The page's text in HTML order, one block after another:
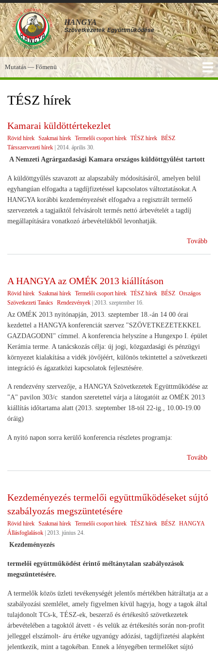
Ugrás
a
tartalomra
HANGYA
Szövetkezetek Együttműködése
Főmenü
Mutatás — Főmenü
TÉSZ hírek
Kamarai küldöttértekezlet
Rövid hírek Szakmai hírek Termelői csoport hírek TÉSZ hírek BÉSZ
Társszervezeti hírek 2014. április 30.
A Nemzeti Agrárgazdasági Kamara országos küldöttgyűlést tartott
A küldöttgyűlés szavazott az alapszabály módosításáról, amelyen belül
egyhangúan elfogadta a tagdíjfizetéssel kapcsolatos változtatásokat.A
HANGYA korábbi kezdeményezését elfogadva a regisztrált termelő
szervezetek a tagjaiktól felvásárolt termés nettó árbevételét a tagdíj
megállapítására vonatkozó árbevételükből levonhatják.
Tovább
A HANGYA az OMÉK 2013 kiállításon
Rövid hírek Szakmai hírek Termelői csoport hírek TÉSZ hírek BÉSZ Országos
Szövetkezeti Tanács Rendezvények | 2013. szeptember 16.
Az OMÉK 2013 nyitónapján, 2013. szeptember 18.-án 14 00 órai
kezdettel a HANGYA konferenciát szervez "SZÖVETKEZETEKKEL
GAZDAGODNI" címmel. A konferencia helyszíne a Hungexpo I. épület
Kerámia terme. A tanácskozás célja: új jogi, közgazdasági és pénzügyi
környezet kialakítása a vidék jövőjéért, különös tekintettel a szövetkezeti
integráció és ágazatközi kapcsolatok fejlesztésére.
A rendezvény szervezője, a HANGYA Szövetkezetek Együttműködése az
"A" pavilon 303/c standon szeretettel várja a látogatóit az OMÉK 2013
kiállítás időtartama alatt (2013. szeptember 18-tól 22-ig., 10.00-19.00
óráig)
A nyitó napon sorra kerülő konferencia részletes programja:
Tovább
Kezdeményezés termelői együttműködéseket sújtó
szabályozás megszüntetésére
Rövid hírek Szakmai hírek Termelői csoport hírek TÉSZ hírek BÉSZ HANGYA
Állásfoglalások 2013. június 24.
Kezdeményezés
termelői együttműködést érintő méltánytalan szabályozások
megszüntetésére.
A termelők közös üzleti tevékenységét jelentős mértékben hátráltatja az a
szabályozási szemlélet, amely figyelmen kívül hagyja, hogy a tagok által
tulajdonolt TCs-k, TÉSZ-ek, beszerző és értékesítő szövetkezetek
árbevételében a tagoktól átvett - és velük az értékesítés során non-profit
jelleggel elszámolt- áru értéke ugyanúgy adózási, tagdíjfizetési alapként
jelentkezik, mint a tagokéban. Ennek a lényegében termelőket sújtó